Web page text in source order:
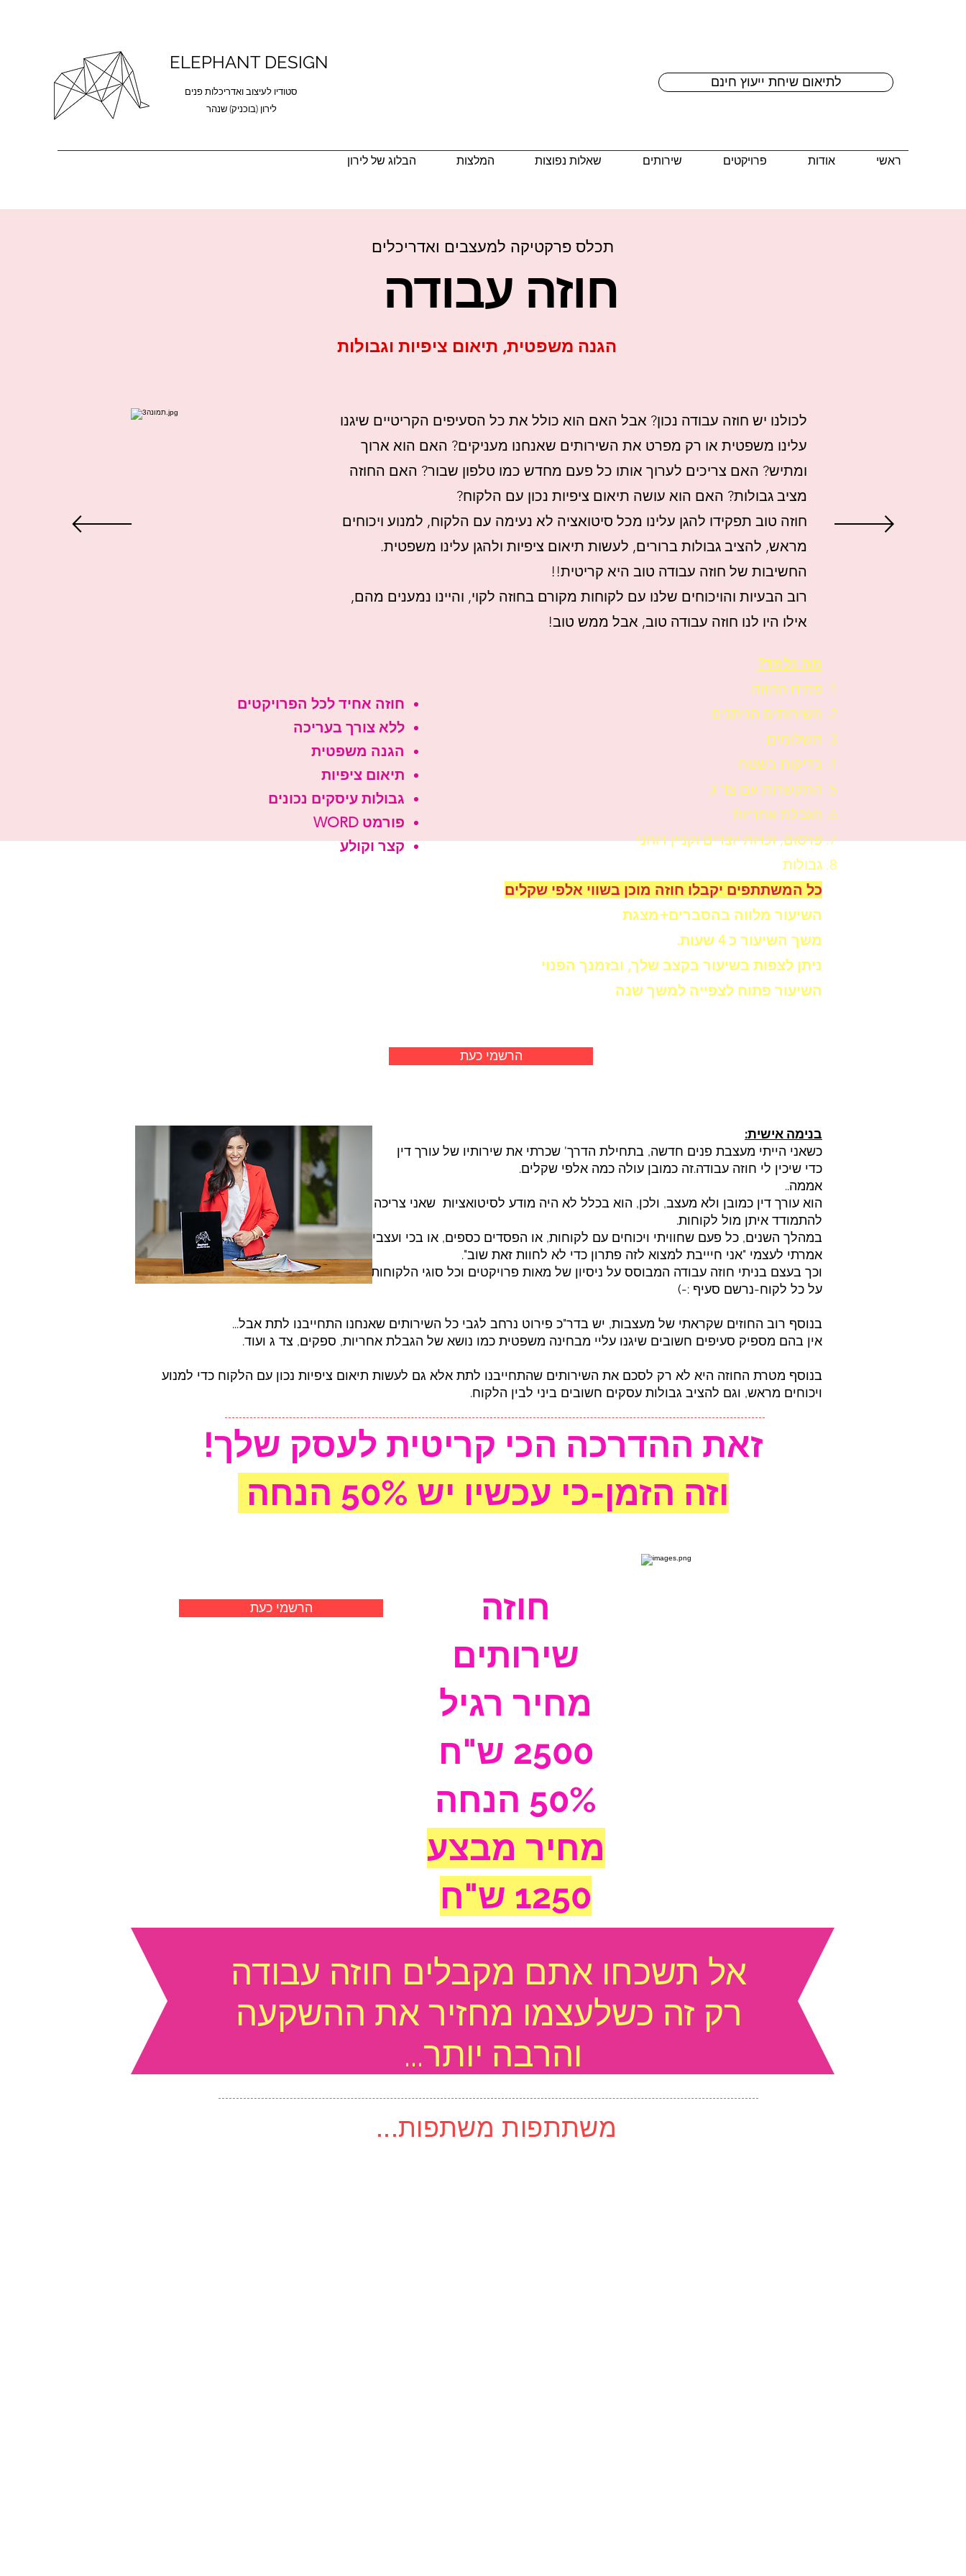
ELEPHANT DESIGN
סטודיו לעיצוב ואדריכלות פנים
לירון (בוכניק) שנהר
לתיאום שיחת ייעוץ חינם
ראשי אודות פרויקטים שירותים שאלות נפוצות המלצות הבלוג של לירון
תכלס פרקטיקה למעצבים ואדריכלים
חוזה עבודה
הגנה משפטית, תיאום ציפיות וגבולות
לכולנו יש חוזה עבודה נכון? אבל האם הוא כולל את כל הסעיפים הקריטיים שיגנו
עלינו משפטית או רק מפרט את השירותים שאנחנו מעניקים? האם הוא ארוך
ומתיש? האם צריכים לערוך אותו כל פעם מחדש כמו טלפון שבור? האם החוזה
מציב גבולות? האם הוא עושה תיאום ציפיות נכון עם הלקוח?
חוזה טוב תפקידו להגן עלינו מכל סיטואציה לא נעימה עם הלקוח, למנוע ויכוחים
מראש, להציב גבולות ברורים, לעשות תיאום ציפיות ולהגן עלינו משפטית.
החשיבות של חוזה עבודה טוב היא קריטית!!
רוב הבעיות והויכוחים שלנו עם לקוחות מקורם בחוזה לקוי, והיינו נמענים מהם,
אילו היו לנו חוזה עבודה טוב, אבל ממש טוב!
מה נלמד?
פתיח החוזה
השירותים הניתנים
תשלומים
בדיקות בשטח
התקשרות עם צד ג
הגבלת אחריות
פרסום, זכויות יוצרים וקניין רוחני
גבולות
כל המשתתפים יקבלו חוזה מוכן בשווי אלפי שקלים
השיעור מלווה בהסברים+מצגת
משך השיעור כ 4 שעות.
ניתן לצפות בשיעור בקצב שלך, ובזמנך הפנוי
השיעור פתוח לצפייה למשך שנה
חוזה אחיד לכל הפרויקטים
ללא צורך בעריכה
הגנה משפטית
תיאום ציפיות
גבולות עיסקים נכונים
פורמט WORD
קצר וקולע
הרשמי כעת
בנימה אישית:
כשאני הייתי מעצבת פנים חדשה, בתחילת הדרך' שכרתי את שירותיו של עורך דין
כדי שיכין לי חוזה עבודה.זה כמובן עולה כמה אלפי שקלים.
אממה..
הוא עורך דין כמובן ולא מעצב, ולכן, הוא בכלל לא היה מודע לסיטואציות שאני צריכה
להתמודד איתן מול לקוחות.
במהלך השנים, כל פעם שחוויתי ויכוחים עם לקוחות, או הפסדים כספים, או בכי ועצבים
אמרתי לעצמי "אני חיייבת למצוא לזה פתרון כדי לא לחוות זאת שוב".
וכך בעצם בניתי חוזה עבודה המבוסס על ניסיון של מאות פרויקטים וכל סוגי הלקוחות שישנן...
על כל לקוח-נרשם סעיף :-)
בנוסף רוב החוזים שקראתי של מעצבות, יש בדר"כ פירוט נרחב לגבי כל השירותים שאנחנו התחייבנו לתת אבל...
אין בהם מספיק סעיפים חשובים שיגנו עליי מבחינה משפטית כמו נושא של הגבלת אחריות, ספקים, צד ג ועוד.
בנוסף מטרת החוזה היא לא רק לסכם את השירותים שהתחייבנו לתת אלא גם לעשות תיאום ציפיות נכון עם הלקוח כדי למנוע
ויכוחים מראש, וגם להציב גבולות עסקים חשובים ביני לבין הלקוח.
זאת ההדרכה הכי קריטית לעסק שלך!
וזה הזמן-כי עכשיו יש 50% הנחה
חוזה
שירותים
מחיר רגיל
2500 ש"ח
50% הנחה
מחיר מבצע
1250 ש"ח
הרשמי כעת
אל תשכחו אתם מקבלים חוזה עבודה
רק זה כשלעצמו מחזיר את ההשקעה
והרבה יותר...
משתתפות משתפות...